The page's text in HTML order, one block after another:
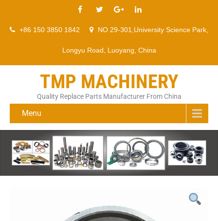
+86 150 3850 1842 NO 29-301,University Science Park,
Longyu Road, Luoyang, China
TMP MACHINERY
Quality Replace Parts Manufacturer From China
Menu